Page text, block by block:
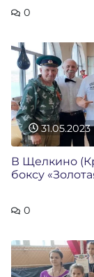
0
31.05.2023
В Щелкино
боксу
0